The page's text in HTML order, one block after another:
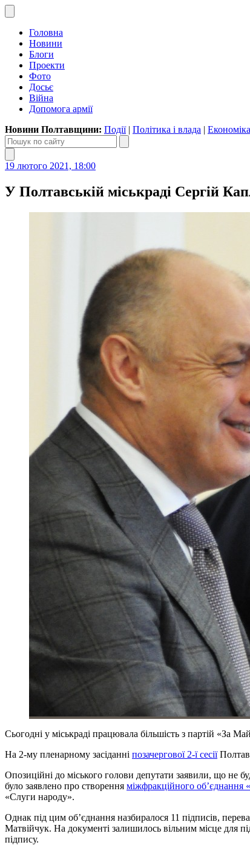
Головна
Новини
Блоги
Проекти
Фото
Досьє
Війна
Допомога армії
Новини Полтавщини: Події| Політика і влада | Економіка
19 лютого 2021, 18:00
У Полтавській міськраді Сергій
Сьогодні у міськраді працювала більшість з партій «За
На 2-му пленарному засіданні позачергової 2-ї сесії
Опозиційні до міського голови депутати заявили, що не
було заявлено про створення міжфракційного об’єднання
«Слуги народу».
Однак під цим об’єднання назбиралося 11 підписів,
Матвійчук. На документі залишилось вільним місце для
підпису.